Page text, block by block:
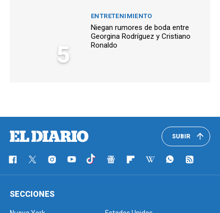
5
ENTRETENIMIENTO
Niegan rumores de boda entre
Georgina Rodríguez y Cristiano
Ronaldo
SUBIR
SECCIONES